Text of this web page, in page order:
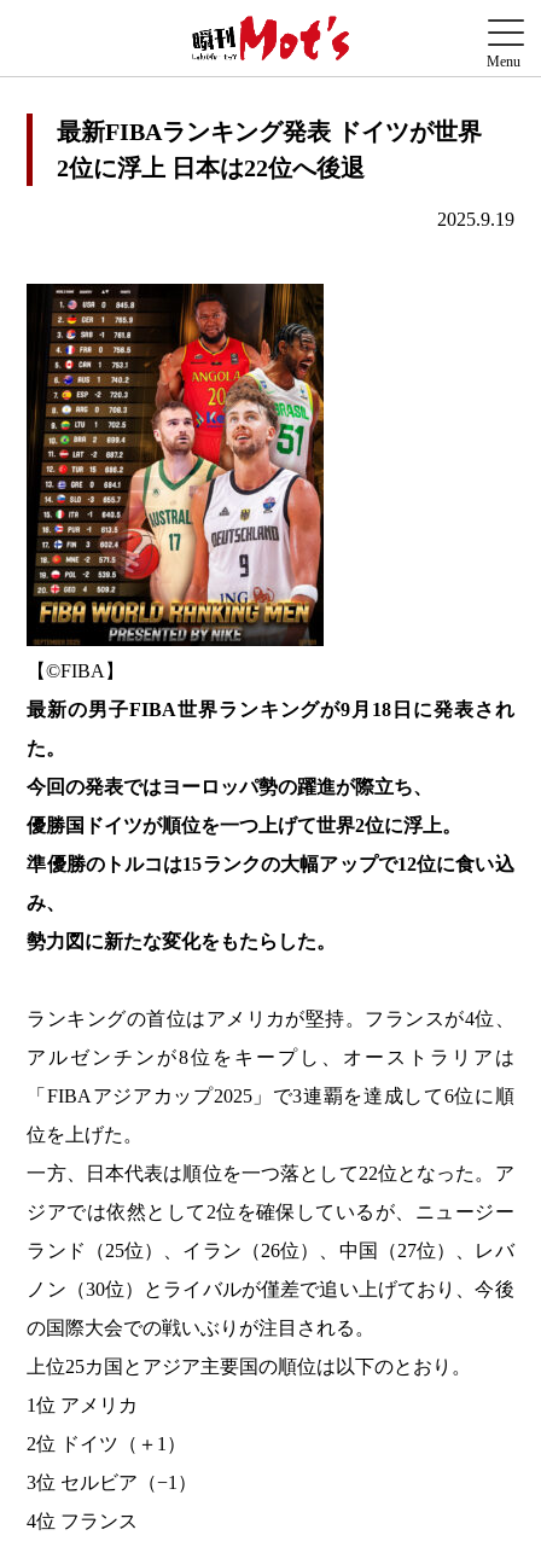
最新FIBAランキング発表 ドイツが世界
2位に浮上 日本は22位へ後退
2025.9.19
【©️FIBA】
最新の男子FIBA世界ランキングが9月18日に発表され
た。
今回の発表ではヨーロッパ勢の躍進が際立ち、
優勝国ドイツが順位を一つ上げて世界2位に浮上。
準優勝のトルコは15ランクの大幅アップで12位に食い込
み、
勢力図に新たな変化をもたらした。
ランキングの首位はアメリカが堅持。フランスが4位、
アルゼンチンが8位をキープし、オーストラリアは
「FIBAアジアカップ2025」で3連覇を達成して6位に順
位を上げた。
一方、日本代表は順位を一つ落として22位となった。ア
ジアでは依然として2位を確保しているが、ニュージー
ランド（25位）、イラン（26位）、中国（27位）、レバ
ノン（30位）とライバルが僅差で追い上げており、今後
の国際大会での戦いぶりが注目される。
上位25カ国とアジア主要国の順位は以下のとおり。
1位 アメリカ
2位 ドイツ（＋1）
3位 セルビア（−1）
4位 フランス